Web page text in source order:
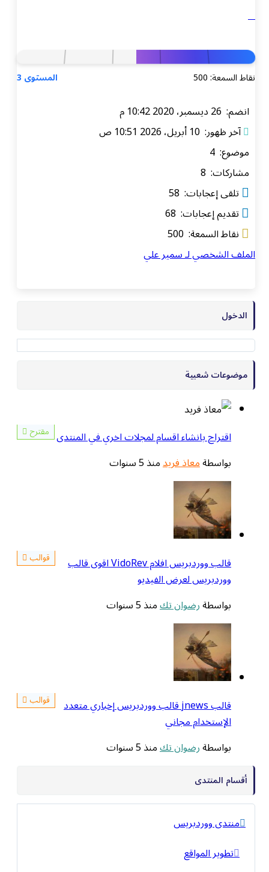
نقاط السمعة: 500 المستوى 3
انضم: 26 ديسمبر، 2020 10:42 م
آخر ظهور: 10 أبريل، 2026 10:51 ص
موضوع: 4
مشاركات: 8
تلقى إعجابات: 58
تقديم إعجابات: 68
نقاط السمعة: 500
الملف الشخصي لـ سمير علي
الدخول
موضوعات شعبية
مقترح
اقتراح بانشاء اقسام لمجلات اخري في المنتدى
بواسطةمعاذ فريدمنذ 5 سنوات
قوالب قالب ووردبريس افلام VidoRev اقوى قالب
ووردبريس لعرض الفيديو
بواسطةرضوان تكمنذ 5 سنوات
قوالب قالب jnews قالب ووردبريس إخباري متعدد
الإستخدام مجاني
بواسطةرضوان تكمنذ 5 سنوات
أقسام المنتدى
منتدى ووردبريس
تطوير المواقع